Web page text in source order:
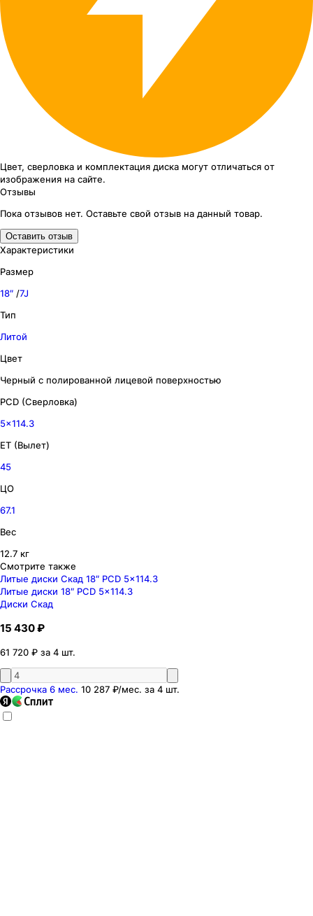
Цвет, сверловка и комплектация диска могут отличаться от
изображения на сайте.
Отзывы
Пока отзывов нет. Оставьте свой отзыв на данный товар.
Оставить отзыв
Характеристики
Размер
18″ /7J
Тип
Литой
Цвет
Черный с полированной лицевой поверхностью
PCD (Сверловка)
5x114.3
ET (Вылет)
45
ЦО
67.1
Вес
12.7 кг
Смотрите также
Литые диски Скад 18″ PCD 5x114.3
Литые диски 18″ PCD 5x114.3
Диски Скад
15 430 ₽
61 720 ₽ за 4 шт.
Рассрочка 6 мес. 10 287 ₽/мес. за 4 шт.